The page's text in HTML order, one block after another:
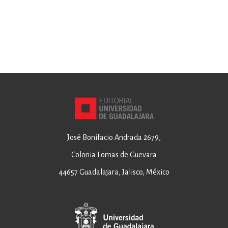
José Bonifacio Andrada 2679,
Colonia Lomas de Guevara
44657 Guadalajara, Jalisco, México